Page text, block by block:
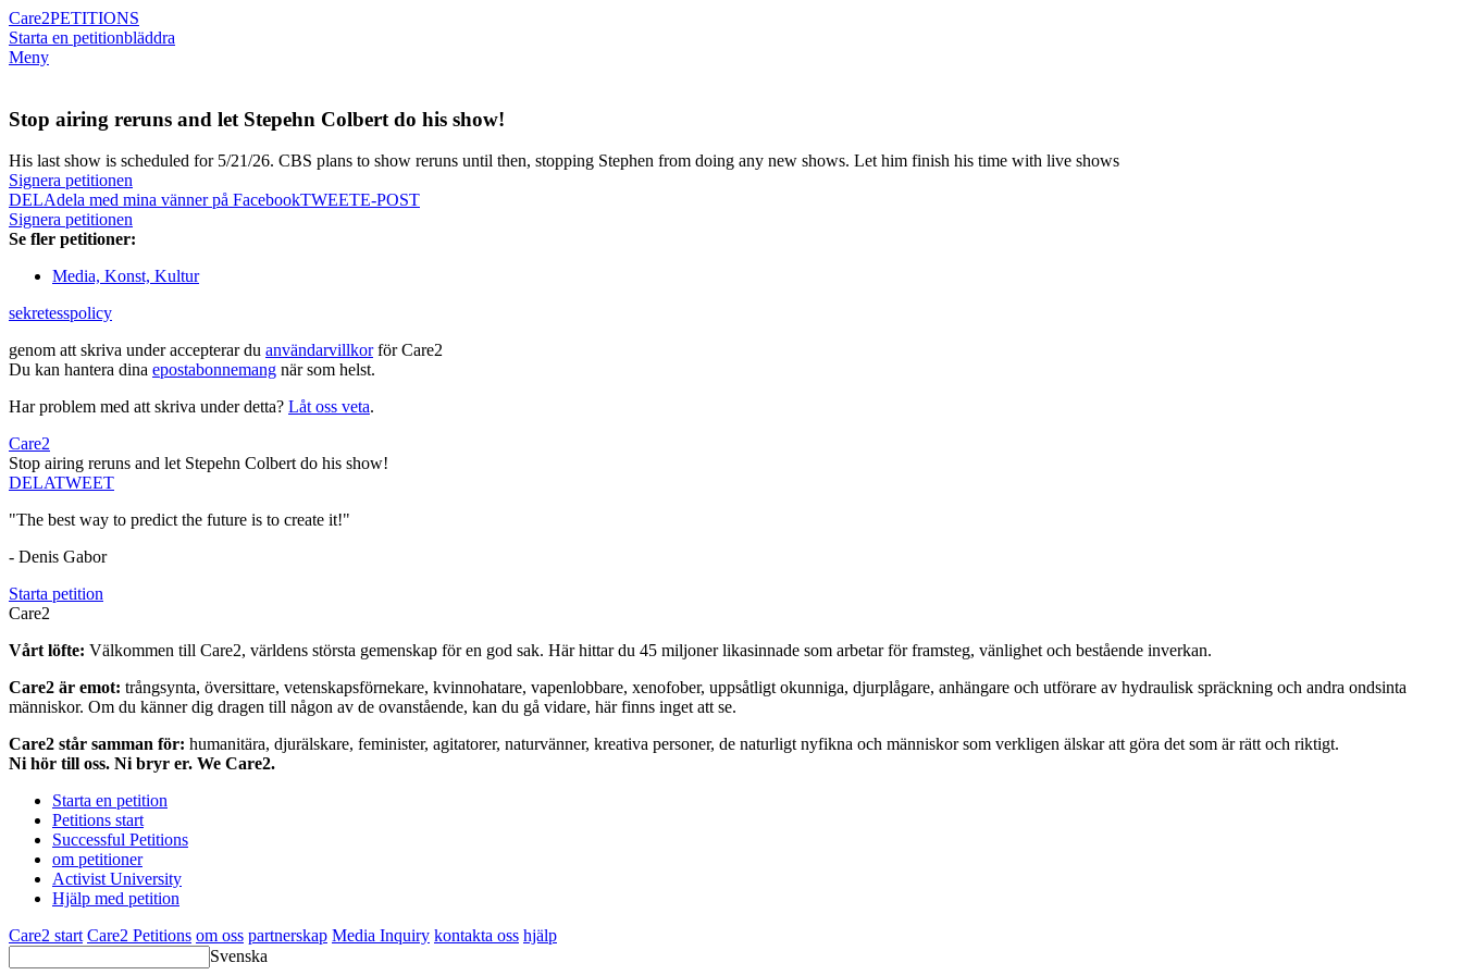
Care2PETITIONS
Starta en petitionbläddra
Meny
Stop airing reruns and let Stepehn Colbert do his show!
His last show is scheduled for 5/21/26. CBS plans to show reruns until then, stopping Stephen from doing any new shows. Let him finish his time with live shows
Signera petitionen
DELAdela med mina vänner på FacebookTWEETE-POST
Signera petitionen
Se fler petitioner:
Media, Konst, Kultur
sekretesspolicy
genom att skriva under accepterar du användarvillkorför Care2
Du kan hantera dina epostabonnemang när som helst.
Har problem med att skriva under detta? Låt oss veta.
Care2
Stop airing reruns and let Stepehn Colbert do his show!
DELATWEET
"The best way to predict the future is to create it!"
- Denis Gabor
Starta petition
Care2
Vårt löfte: Välkommen till Care2, världens största gemenskap för en god sak. Här hittar du 45 miljoner likasinnade som arbetar för framsteg, vänlighet och bestående inverkan.
Care2 är emot: trångsynta, översittare, vetenskapsförnekare, kvinnohatare, vapenlobbare, xenofober, uppsåtligt okunniga, djurplågare, anhängare och utförare av hydraulisk spräckning och andra ondsinta
människor. Om du känner dig dragen till någon av de ovanstående, kan du gå vidare, här finns inget att se.
Care2 står samman för: humanitära, djurälskare, feminister, agitatorer, naturvänner, kreativa personer, de naturligt nyfikna och människor som verkligen älskar att göra det som är rätt och riktigt.
Ni hör till oss. Ni bryr er. We Care2.
Starta en petition
Petitions start
Successful Petitions
om petitioner
Activist University
Hjälp med petition
Care2 start Care2 Petitions om oss partnerskap Media Inquiry kontakta oss hjälp
Svenska